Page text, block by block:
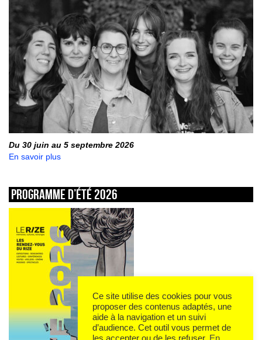
Du 30 juin au 5 septembre 2026
En savoir plus
Programme d’été 2026
Ce site utilise des cookies pour vous
proposer des contenus adaptés, une
aide à la navigation et un suivi
d’audience. Cet outil vous permet de